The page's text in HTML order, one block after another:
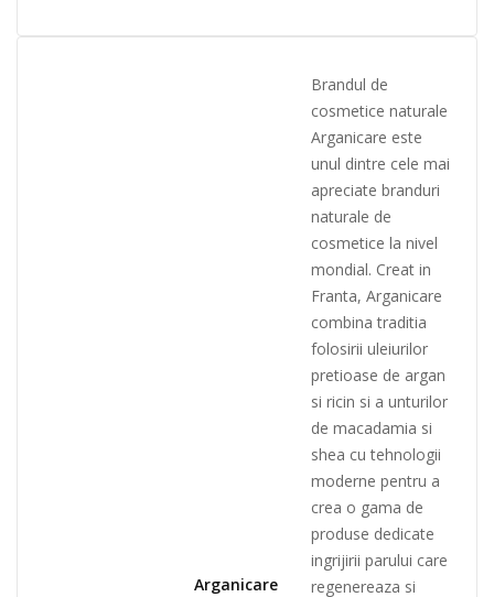
Arganicare
Brandul de
cosmetice naturale
Arganicare este
unul dintre cele mai
apreciate branduri
naturale de
cosmetice la nivel
mondial. Creat in
Franta, Arganicare
combina traditia
folosirii uleiurilor
pretioase de argan
si ricin si a unturilor
de macadamia si
shea cu tehnologii
moderne pentru a
crea o gama de
produse dedicate
ingrijirii parului care
regenereaza si